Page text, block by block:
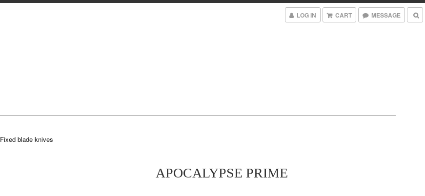
LOG IN CART MESSAGE
Fixed blade knives
APOCALYPSE PRIME